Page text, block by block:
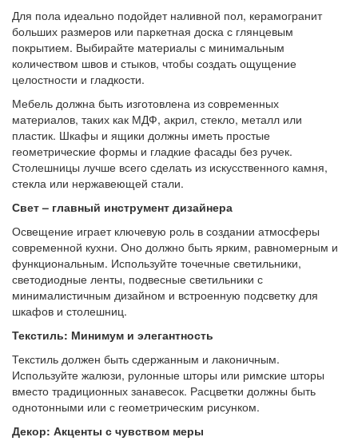
Для пола идеально подойдет наливной пол, керамогранит
больших размеров или паркетная доска с глянцевым
покрытием. Выбирайте материалы с минимальным
количеством швов и стыков, чтобы создать ощущение
целостности и гладкости.
Мебель должна быть изготовлена из современных
материалов, таких как МДФ, акрил, стекло, металл или
пластик. Шкафы и ящики должны иметь простые
геометрические формы и гладкие фасады без ручек.
Столешницы лучше всего сделать из искусственного камня,
стекла или нержавеющей стали.
Свет – главный инструмент дизайнера
Освещение играет ключевую роль в создании атмосферы
современной кухни. Оно должно быть ярким, равномерным и
функциональным. Используйте точечные светильники,
светодиодные ленты, подвесные светильники с
минималистичным дизайном и встроенную подсветку для
шкафов и столешниц.
Текстиль: Минимум и элегантность
Текстиль должен быть сдержанным и лаконичным.
Используйте жалюзи, рулонные шторы или римские шторы
вместо традиционных занавесок. Расцветки должны быть
однотонными или с геометрическим рисунком.
Декор: Акценты с чувством меры